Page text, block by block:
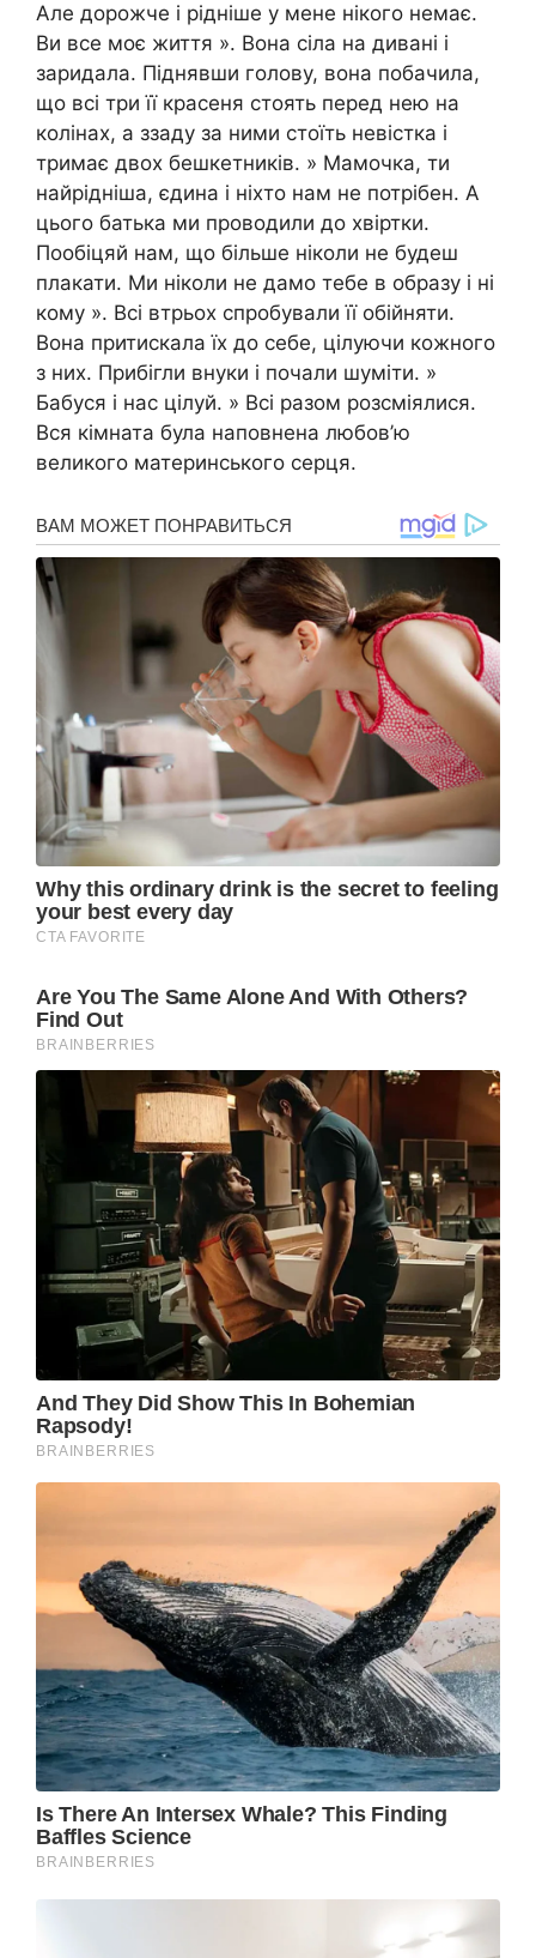
Але дорожче і рідніше у мене нікого немає.
Ви все моє життя ». Вона сіла на дивані і
заридала. Піднявши голову, вона побачила,
що всі три її красеня стоять перед нею на
колінах, а ззаду за ними стоїть невістка і
тримає двох бешкетників. » Мамочка, ти
найрідніша, єдина і ніхто нам не потрібен. А
цього батька ми проводили до хвіртки.
Пообіцяй нам, що більше ніколи не будеш
плакати. Ми ніколи не дамо тебе в образу і ні
кому ». Всі втрьох спробували її обійняти.
Вона притискала їх до себе, цілуючи кожного
з них. Прибігли внуки і почали шуміти. »
Бабуся і нас цілуй. » Всі разом розсміялися.
Вся кімната була наповнена любов’ю
великого материнського серця.